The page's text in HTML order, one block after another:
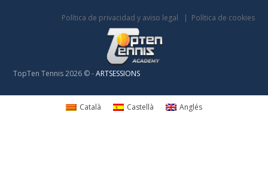
Política de privacidad y aviso legal Política de cookies
TopTen Tennis 2026 © -ARTSESSIONS
Català Castellà Anglés